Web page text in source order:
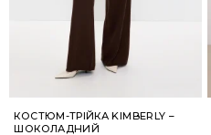
КОСТЮМ-ТРІЙКА KIMBERLY –
ШОКОЛАДНИЙ